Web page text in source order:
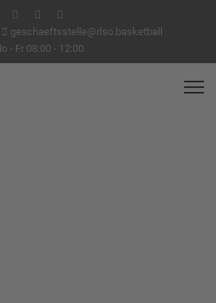
geschaeftsstelle@rlso.basketball
- Fr 08:00 - 12:00